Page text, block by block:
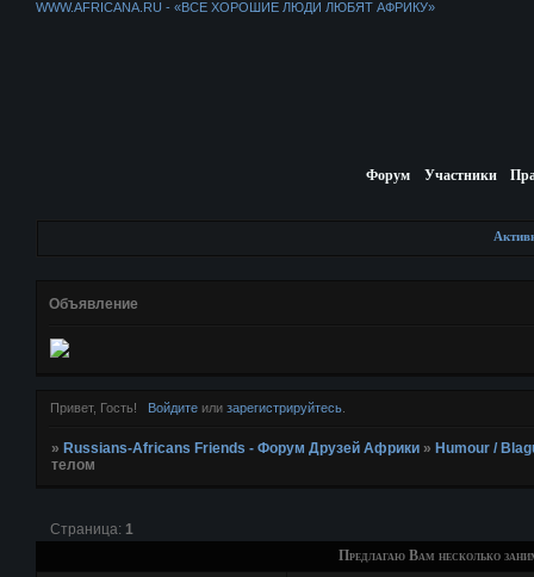
WWW.AFRICANA.RU - «ВСЕ ХОРОШИЕ ЛЮДИ ЛЮБЯТ АФРИКУ»
Форум Участники
Объявление
Привет, Гость! Войдитеили зарегистрируйтесь.
» Russians-Africans Friends - Форум Друзей Африки » Humour /
телом
Предлагаю Вам несколько
Страница: 1